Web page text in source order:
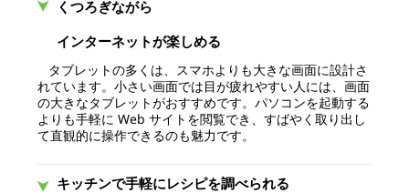
くつろぎながら
インターネットが楽しめる
タブレットの多くは、スマホよりも大きな画面に設計さ
れています。小さい画面では目が疲れやすい人には、画面
の大きなタブレットがおすすめです。パソコンを起動する
よりも手軽に Web サイトを閲覧でき、すばやく取り出し
て直観的に操作できるのも魅力です。
キッチンで手軽にレシピを調べられる